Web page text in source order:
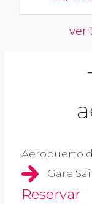
ver
Aeropuerto
Gare
Reservar